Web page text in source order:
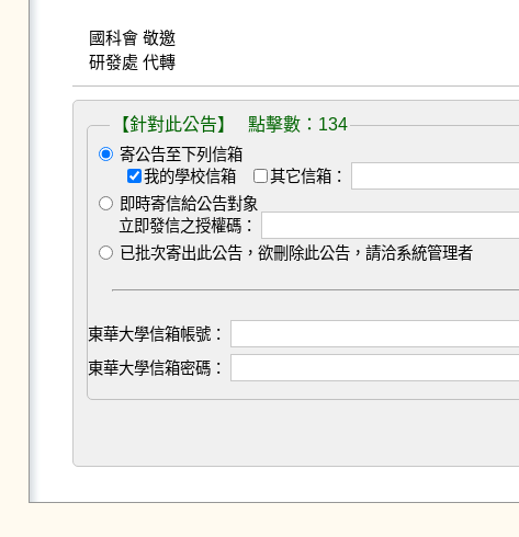
國科會 敬邀
研發處 代轉
【針對此公告】 點擊數：134
寄公告至下列信箱
我的學校信箱
其它信箱：
即時寄信給公告對象
立即發信之授權碼：
已批次寄出此公告，欲刪除此公告，請洽系統管理者
東華大學信箱帳號：
東華大學信箱密碼：